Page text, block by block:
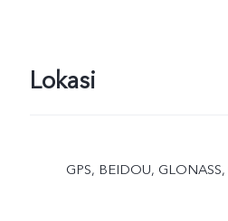
Lokasi
GPS, BEIDOU,